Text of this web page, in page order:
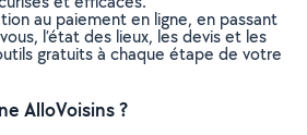
au paiement en ligne, en passant
l’état des lieux, les devis et les
gratuits à chaque étape de votre
AlloVoisins ?